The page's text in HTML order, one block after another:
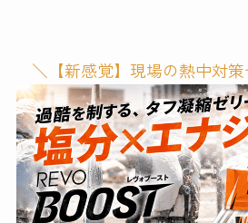
＼【新感覚】現場の熱中対